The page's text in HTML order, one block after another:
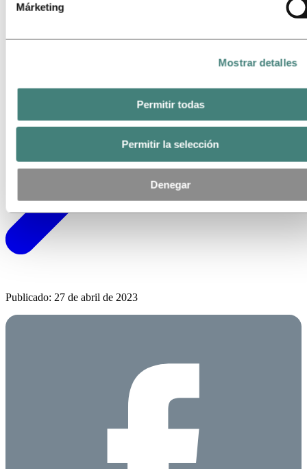
Márketing
Mostrar detalles
Permitir todas
Permitir la selección
Denegar
Publicado: 27 de abril de 2023